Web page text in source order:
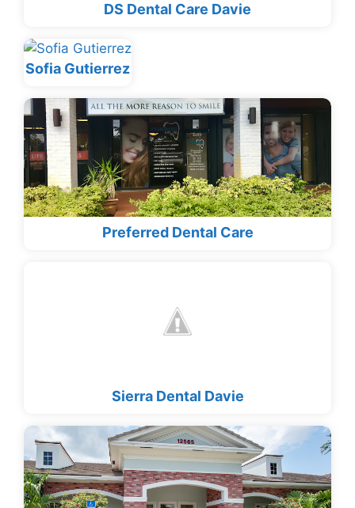
DS Dental Care Davie
Sofia Gutierrez
Preferred Dental Care
Sierra Dental Davie